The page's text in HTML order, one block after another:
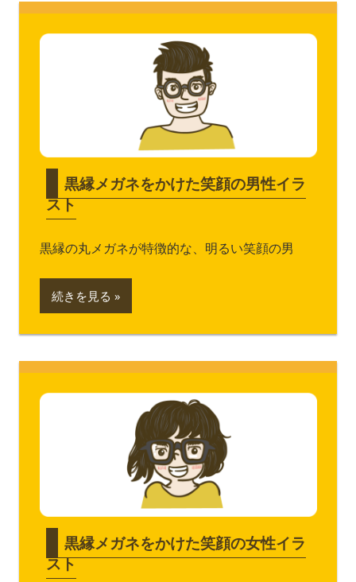
黒縁メガネをかけた笑顔の男性イラ
スト
黒縁の丸メガネが特徴的な、明るい笑顔の男
続きを見る
黒縁メガネをかけた笑顔の女性イラ
スト